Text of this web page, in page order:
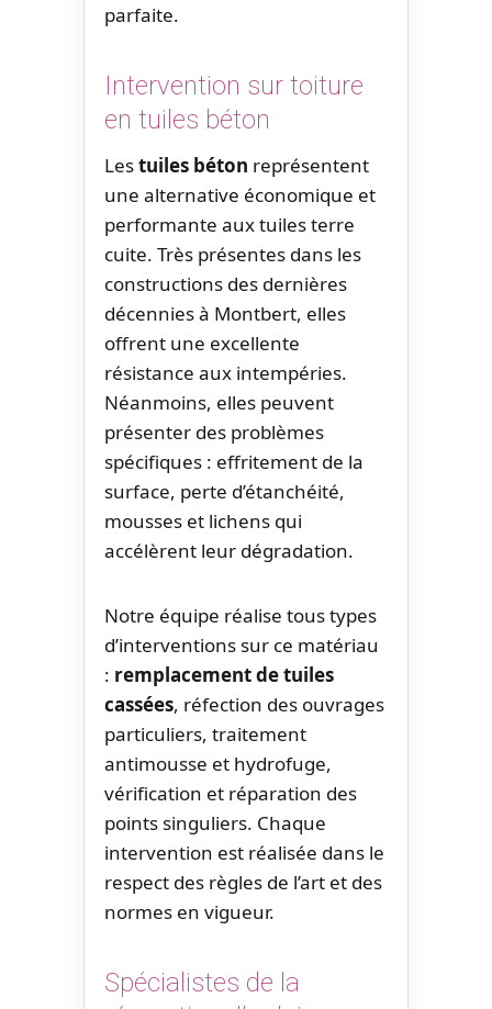
parfaite.
Intervention sur toiture
en tuiles béton
Lestuiles béton représentent
une alternative économique et
performante aux tuiles terre
cuite. Très présentes dans les
constructions des dernières
décennies à Montbert, elles
offrent une excellente
résistance aux intempéries.
Néanmoins, elles peuvent
présenter des problèmes
spécifiques : effritement de la
surface, perte d’étanchéité,
mousses et lichens qui
accélèrent leur dégradation.
Notre équipe réalise tous types
d’interventions sur ce matériau
: remplacement de tuiles
cassées, réfection des ouvrages
particuliers, traitement
antimousse et hydrofuge,
vérification et réparation des
points singuliers. Chaque
intervention est réalisée dans le
respect des règles de l’art et des
normes en vigueur.
Spécialistes de la